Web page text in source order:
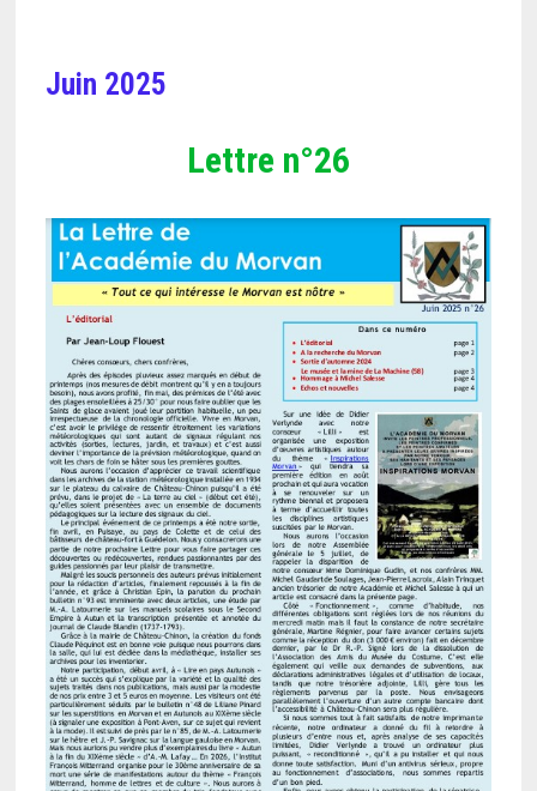
Juin 2025
Lettre n°26